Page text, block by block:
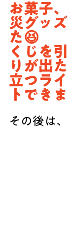
お菓子
災グッ
た😆
くじを
りが出
立つラ
トでき
その後は、